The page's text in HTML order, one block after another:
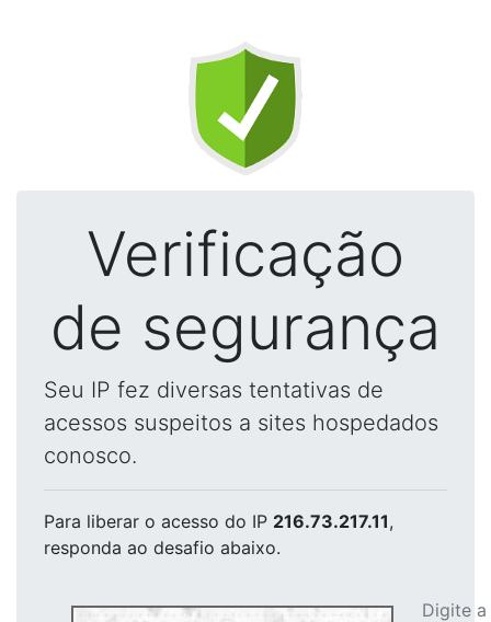
Verificação
de segurança
Seu IP fez diversas tentativas de
acessos suspeitos a sites hospedados
conosco.
Para liberar o acesso do IP 216.73.217.11,
responda ao desafio abaixo.
Digite